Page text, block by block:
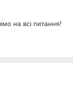
на всі питання!